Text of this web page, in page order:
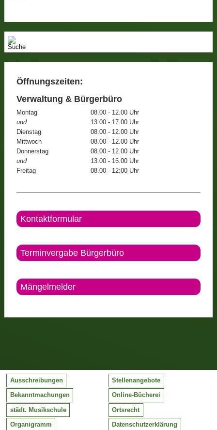
Öffnungszeiten:
Verwaltung & Bürgerbüro
Montag
08.00 - 12.00 Uhr
und
13.00 - 17.00 Uhr
Dienstag
08.00 - 12.00 Uhr
Mittwoch
08.00 - 12.00 Uhr
Donnerstag
08.00 - 12.00 Uhr
und
13.00 - 16.00 Uhr
Freitag
08.00 - 12:00 Uhr
Kontaktformular
Terminvergabe Bürgerbüro
Mängelmelder
Ausschreibungen Stellenangebote
Bekanntmachungen Online-Bücherei
städt. Musikschule Ortsrecht
Organigramm Datenschutzerklärung